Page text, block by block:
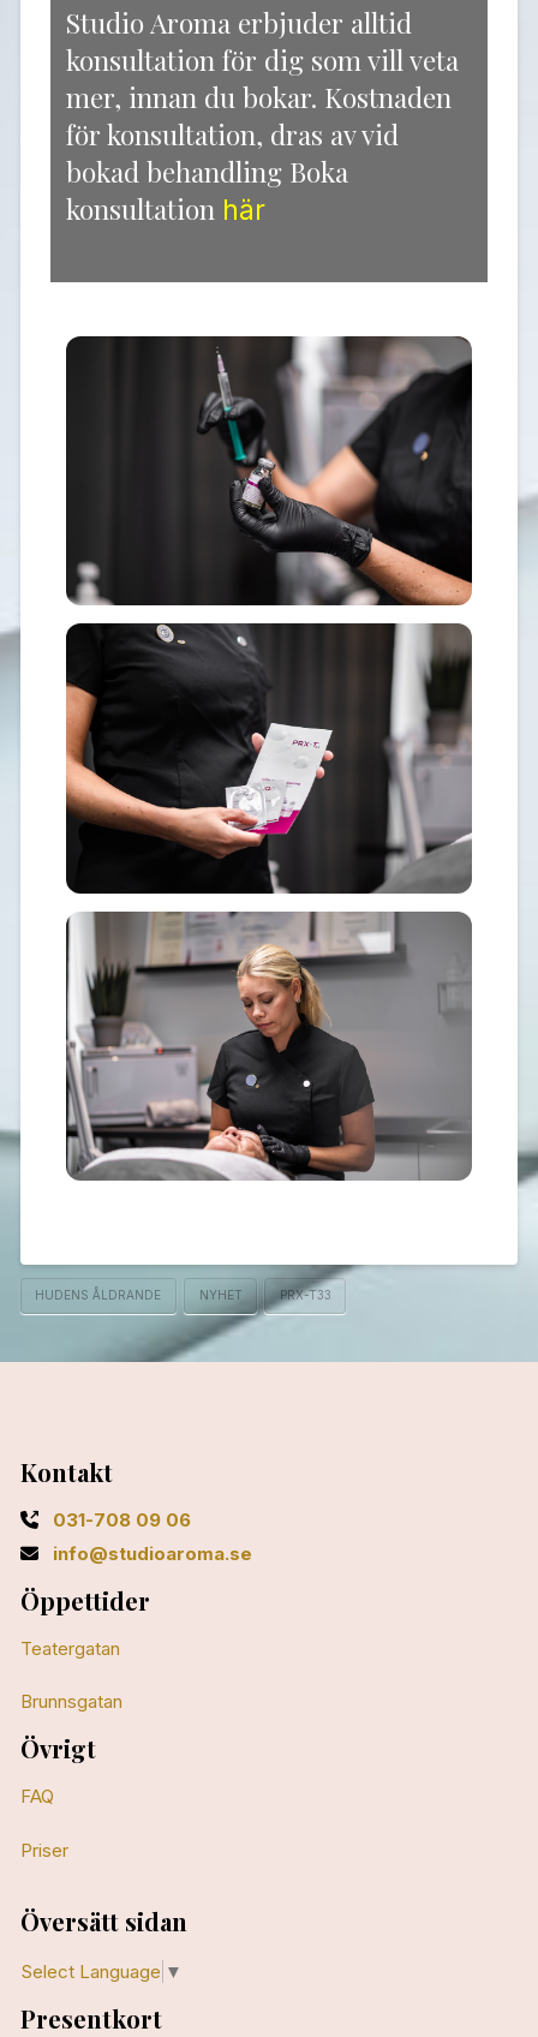
Studio Aroma erbjuder alltid
konsultation för dig som vill veta
mer, innan du bokar. Kostnaden
för konsultation, dras av vid
bokad behandling Boka
konsultation här
HUDENS ÅLDRANDE NYHET PRX-T33
Kontakt
031-708 09 06
info@studioaroma.se
Öppettider
Teatergatan
Brunnsgatan
Övrigt
FAQ
Priser
Översätt sidan
Select Language ▼
Presentkort